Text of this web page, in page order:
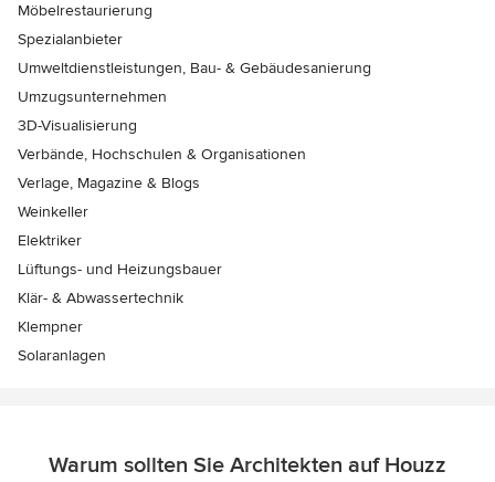
Möbelrestaurierung
Spezialanbieter
Umweltdienstleistungen, Bau- & Gebäudesanierung
Umzugsunternehmen
3D-Visualisierung
Verbände, Hochschulen & Organisationen
Verlage, Magazine & Blogs
Weinkeller
Elektriker
Lüftungs- und Heizungsbauer
Klär- & Abwassertechnik
Klempner
Solaranlagen
Warum sollten Sie Architekten auf Houzz